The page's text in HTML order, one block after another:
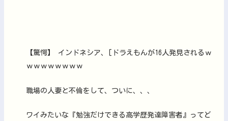
【驚愕】 インドネシア、[ドラえもんが16人発見されるｗ
ｗｗｗｗｗｗｗｗ
職場の人妻と不倫をして、ついに、、、
ワイみたいな『勉強だけできる高学歴発達障害者』ってど